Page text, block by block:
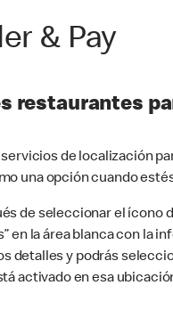
& Pay
restaurantes
de localización
una opción cuando
de seleccionar el ícono
en la área blanca con la
detalles y podrás
activado en esa